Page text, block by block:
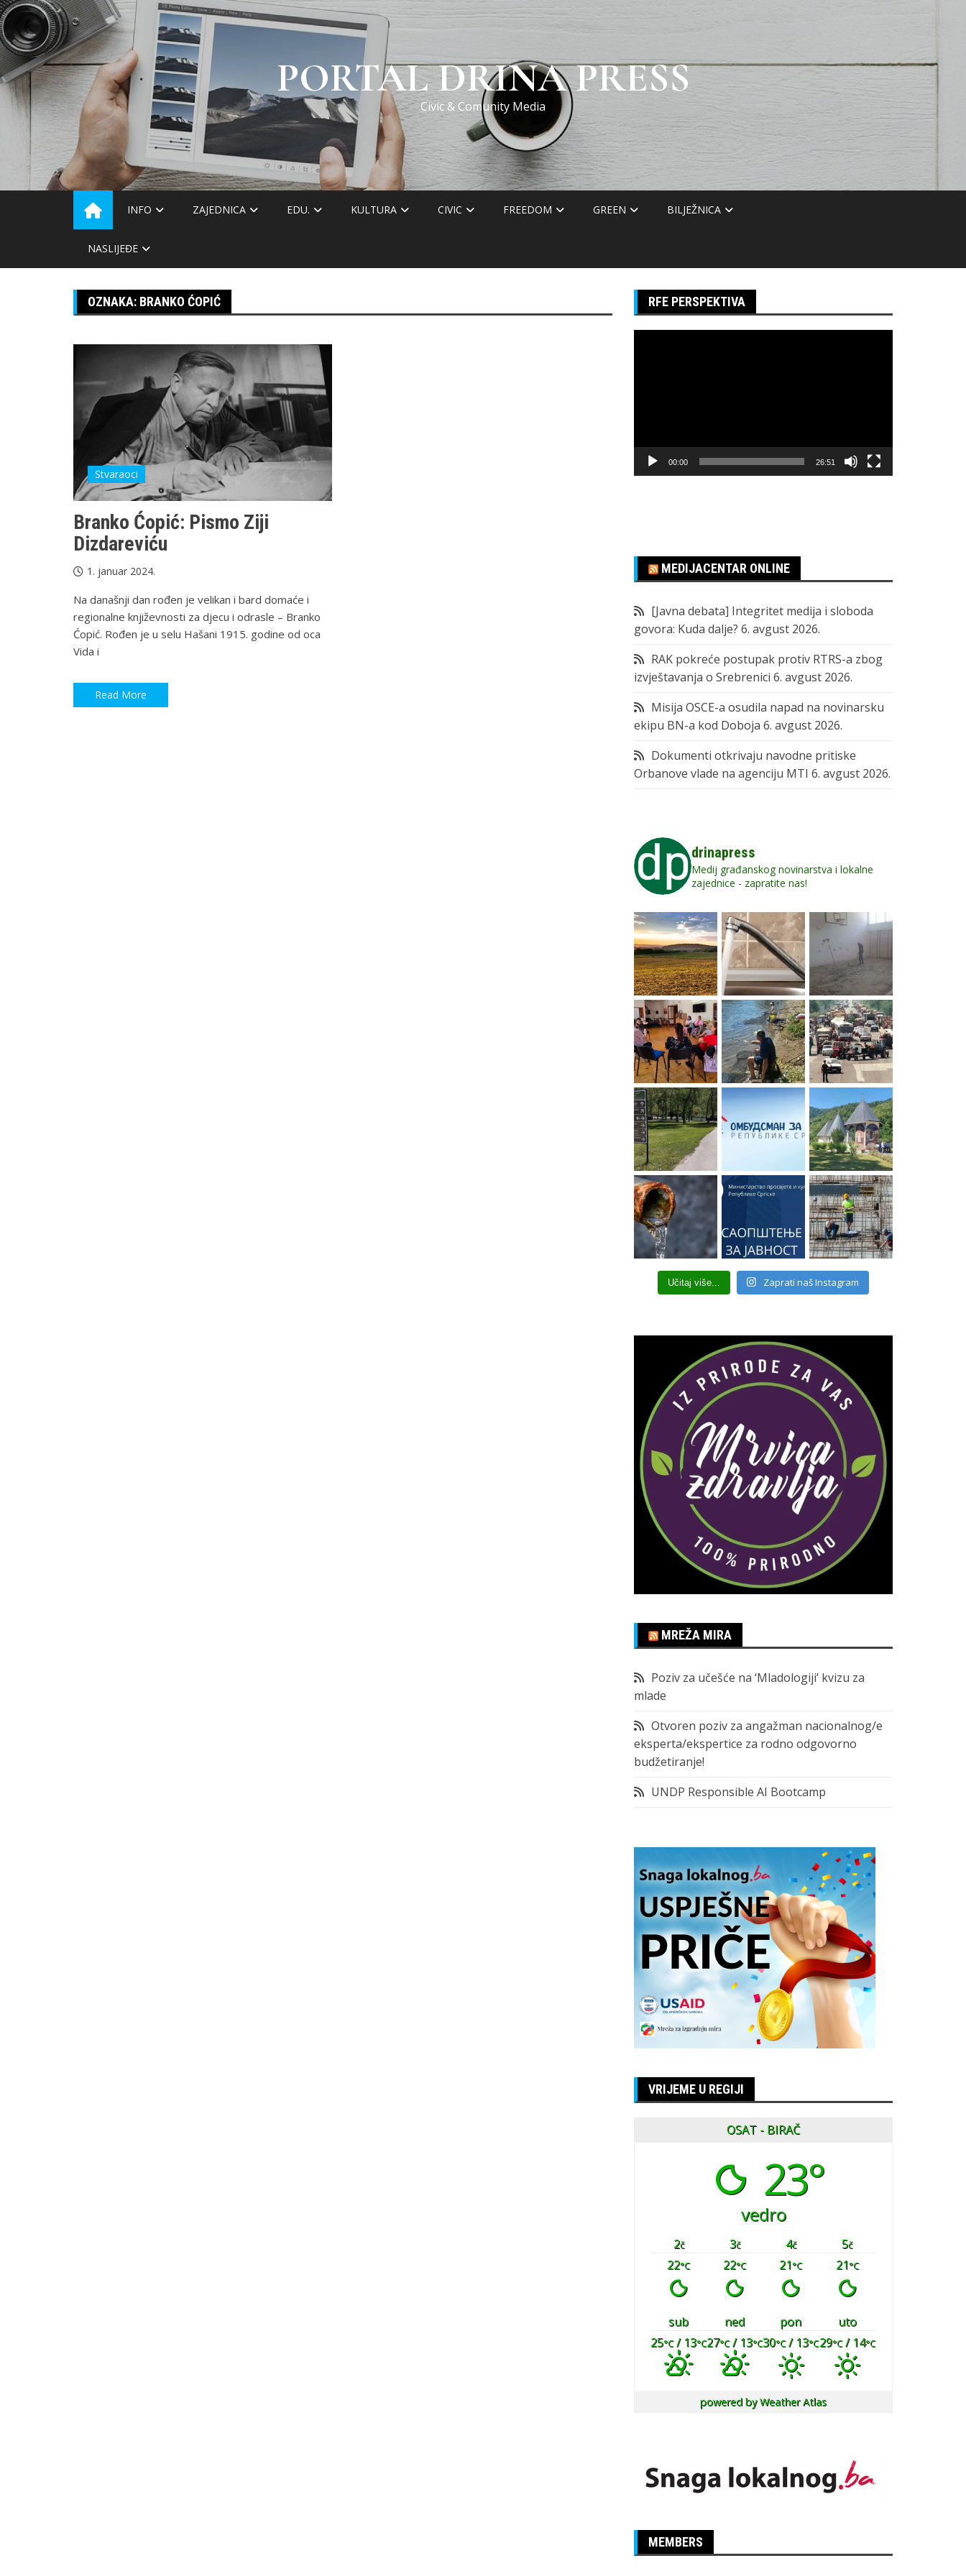
Skip
to
content
PORTAL DRINA PRESS
Civic & Comunity Media
INFO ZAJEDNICA EDU. KULTURA CIVIC FREEDOM GREEN BILJEŽNICA
NASLIJEĐE
OZNAKA: BRANKO ĆOPIĆ
Stvaraoci
Branko Ćopić: Pismo Ziji
Dizdareviću
1. januar 2024.
Na današnji dan rođen je velikan i bard domaće i
regionalne književnosti za djecu i odrasle – Branko
Ćopić. Rođen je u selu Hašani 1915. godine od oca
Vida i
Read More
RFE PERSPEKTIVA
00:00 26:51
MEDIJACENTAR ONLINE
[Javna debata] Integritet medija i sloboda
govora: Kuda dalje? 6. avgust 2026.
RAK pokreće postupak protiv RTRS-a zbog
izvještavanja o Srebrenici 6. avgust 2026.
Misija OSCE-a osudila napad na novinarsku
ekipu BN-a kod Doboja 6. avgust 2026.
Dokumenti otkrivaju navodne pritiske
Orbanove vlade na agenciju MTI 6. avgust 2026.
drinapress
Medij građanskog novinarstva i lokalne
zajednice - zapratite nas!
Učitaj više... Zaprati naš Instagram
MREŽA MIRA
Poziv za učešće na ‘Mladologiji’ kvizu za
mlade
Otvoren poziv za angažman nacionalnog/e
eksperta/ekspertice za rodno odgovorno
budžetiranje!
UNDP Responsible AI Bootcamp
VRIJEME U REGIJI
OSAT - BIRAČ
23°
vedro
2č 3č 4č 5č
22°C 22°C 21°C 21°C
sub ned pon
uto
25°C/ 13°C27°C/ 13°C30°C/ 13°C29°C/ 14°C
powered byWeather Atlas
MEMBERS